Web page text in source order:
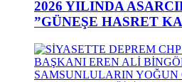
2026 YILINDA
”GÜNEŞE HASRET